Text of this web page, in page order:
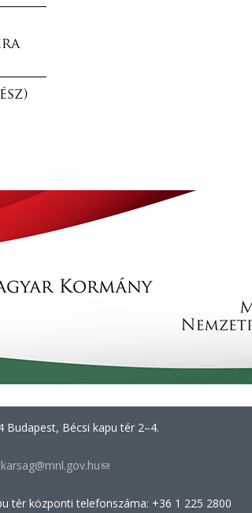
Budapest, Bécsi kapu tér 2–4.
(link
e-
tér központi telefonszáma: +36 1 225 2800